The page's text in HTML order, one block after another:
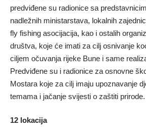
predviđene su radionice sa
nadležnih ministarstava, lokalnih
fly fishing asocijacija, kao i ostalih
društva, koje će imati za cilj osnivanje
ciljem očuvanja rijeke Bune i same
Predviđene su i radionice za osnovne
Mostara koje za cilj imaju upoznavanje
temama i jačanje svijesti o zaštiti prirode.
12 lokacija